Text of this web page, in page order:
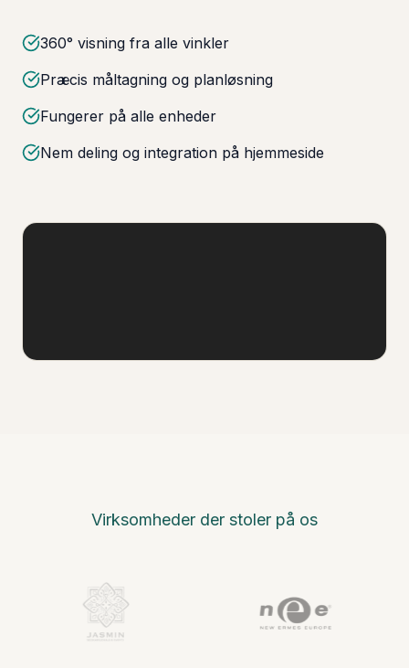
360° visning fra alle vinkler
Præcis måltagning og planløsning
Fungerer på alle enheder
Nem deling og integration på hjemmeside
Virksomheder der stoler på os